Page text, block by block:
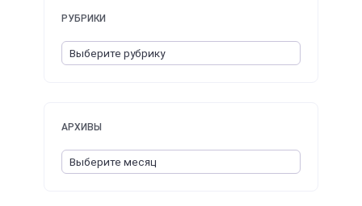
РУБРИКИ
АРХИВЫ